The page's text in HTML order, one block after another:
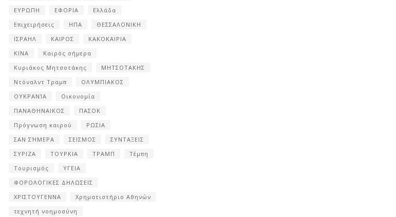
ΕΥΡΩΠΗ
ΕΦΟΡΙΑ
Ελλάδα
Επιχειρήσεις
ΗΠΑ
ΘΕΣΣΑΛΟΝΙΚΗ
ΙΣΡΑΗΛ
ΚΑΙΡΟΣ
ΚΑΚΟΚΑΙΡΙΑ
ΚΙΝΑ
Καιρός σήμερα
Κυριάκος Μητσοτάκης
ΜΗΤΣΟΤΑΚΗΣ
Ντόναλντ Τραμπ
ΟΛΥΜΠΙΑΚΟΣ
ΟΥΚΡΑΝΊΑ
Οικονομία
ΠΑΝΑΘΗΝΑΙΚΟΣ
ΠΑΣΟΚ
Πρόγνωση καιρού
ΡΩΣΙΑ
ΣΑΝ ΣΉΜΕΡΑ
ΣΕΙΣΜΟΣ
ΣΥΝΤΑΞΕΙΣ
ΣΥΡΙΖΑ
ΤΟΥΡΚΙΑ ΤΡΑΜΠ
Τέμπη
Τουρισμός
ΥΓΕΙΑ
ΦΟΡΟΛΟΓΙΚΕΣ ΔΗΛΩΣΕΙΣ
ΧΡΙΣΤΟΥΓΕΝΝΑ
Χρηματιστήριο Αθηνών
τεχνητή νοημοσύνη